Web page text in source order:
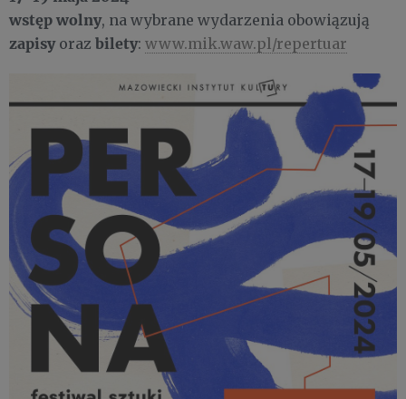
wstęp wolny, na wybrane wydarzenia obowiązują
zapisyoraz bilety: www.mik.waw.pl/repertuar